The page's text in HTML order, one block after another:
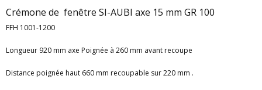
Crémone de fenêtre SI-AUBI axe 15 mm GR 100
FFH 1001-1200
Longueur 920 mm axe Poignée à 260 mm avant recoupe
Distance poignée haut 660 mm recoupable sur 220 mm .